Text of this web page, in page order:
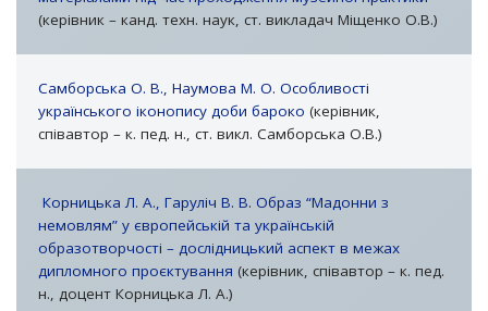
(керівник – канд. техн. наук, ст. викладач Міщенко О.В.)
Самборська О. В., Наумова М. О. Особливості
українського іконопису доби бароко (керівник,
співавтор – к. пед. н., ст. викл. Самборська О.В.)
Корницька Л. А., Гаруліч В. В. Образ “Мадонни з
немовлям” у європейській та українській
образотворчості – дослідницький аспект в межах
дипломного проєктування (керівник, співавтор – к. пед.
н., доцент Корницька Л. А.)